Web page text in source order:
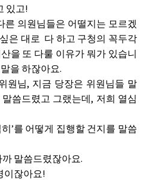
있고!
른 의원님들은 어떨지는 모르겠
은 대로 다 하고 구청의 꼭두각
을 또 다룰 이유가 뭐가 있습니
을 하잖아요.
원님, 지금 당장은 위원님들 말
씀드렸고 그랬는데, 저희 열심
히’를 어떻게 집행할 건지를 말씀
까 말씀드렸잖아요.
이잖아요!